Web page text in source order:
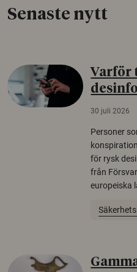
Senaste nytt
Varför
30 juli 2026
Personer
för rysk
från
europeiska